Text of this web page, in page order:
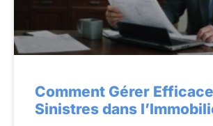
Comment Gérer
Sinistres dans